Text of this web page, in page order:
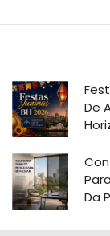
De
Da